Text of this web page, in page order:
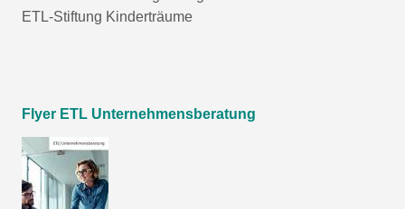
ETL-Stiftung Kinderträume
Flyer ETL Unternehmensberatung